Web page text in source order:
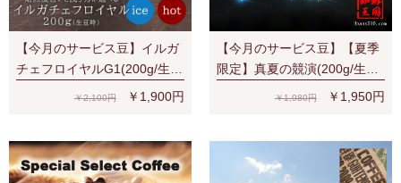
【今月のサービス豆】イルガ
チェフロイヤルG1(200g/生豆
時) 有機栽培豆 ナチュラル ス
￥2,100円 ￥1,900円
【今月のサービス豆】【夏季
限定】真夏の競演(200g/生豆
￥1,980円 ￥1,950円